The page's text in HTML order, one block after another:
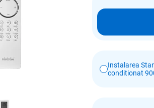
Instalarea
conditionat